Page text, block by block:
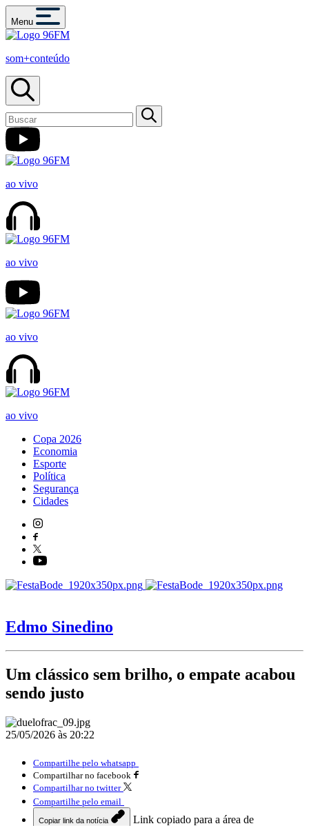
Menu
som+conteúdo
ao vivo
ao vivo
ao vivo
ao vivo
Copa 2026
Economia
Esporte
Política
Segurança
Cidades
Edmo Sinedino
Um clássico sem brilho, o empate acabou
sendo justo
25/05/2026 às 20:22
Compartilhe pelo whatsapp
Compartilhar no facebook
Compartilhar no twitter
Compartilhe pelo email
Copiar link da notícia
Link copiado para a área de